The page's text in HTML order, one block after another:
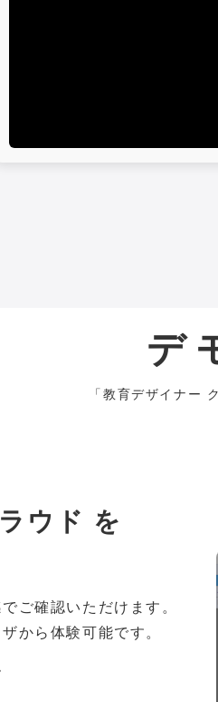
デ
「教育デザイナー
ウド を
ご確認いただけます。
から体験可能です。